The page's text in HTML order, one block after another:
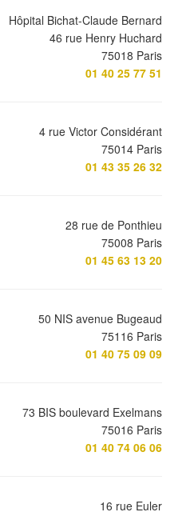
Hôpital Bichat-Claude Bernard
46 rue Henry Huchard
75018 Paris
01 40 25 77 51
4 rue Victor Considérant
75014 Paris
01 43 35 26 32
28 rue de Ponthieu
75008 Paris
01 45 63 13 20
50 NIS avenue Bugeaud
75116 Paris
01 40 75 09 09
73 BIS boulevard Exelmans
75016 Paris
01 40 74 06 06
16 rue Euler